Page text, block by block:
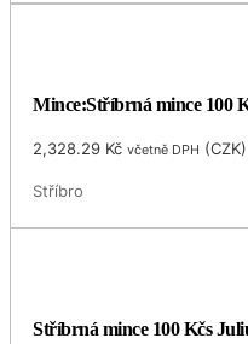
Mince:Stříbrná mince 100
2,328.29 Kč včetně DPH (CZK)
Stříbro
Stříbrná mince 100 Kčs